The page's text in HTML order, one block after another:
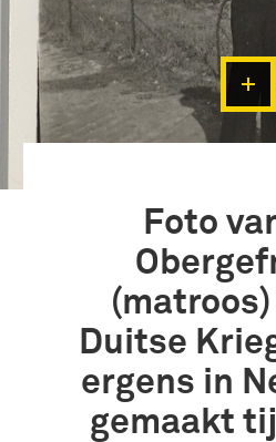
Foto
(matroos)
Duitse
ergens in
gemaakt